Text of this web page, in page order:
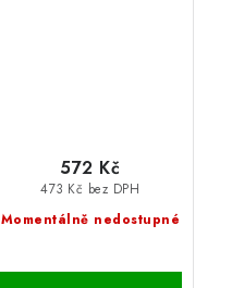
Momentálně nedostupné
473 Kč bez DPH
572 Kč